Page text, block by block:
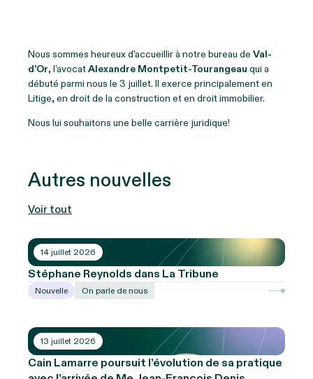
Nous sommes heureux d'accueillir à notre bureau de Val-
d’Or, l’avocatAlexandre Montpetit-Tourangeau qui a
débuté parmi nous le 3 juillet. Il exerce principalement en
Litige, en droit de la construction et en droit immobilier.
Nous lui souhaitons une belle carrière juridique!
Autres nouvelles
Voir tout
14 juillet 2026
Stéphane Reynolds dans La Tribune
Nouvelle On parle de nous
13 juillet 2026
Cain Lamarre poursuit l’évolution de sa pratique